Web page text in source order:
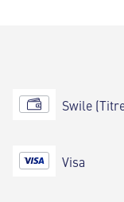
Swile
Visa